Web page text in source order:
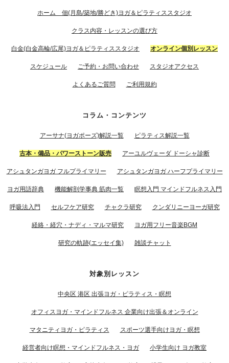
ホーム 佃(月島/築地/勝どき)ヨガ＆ピラティススタジオ
クラス内容・レッスンの選び方
白金(白金高輪/広尾)ヨガ＆ピラティススタジオ オンライン個別レッスン
スケジュール ご予約・お問い合わせ スタジオアクセス
よくあるご質問 ご利用規約
コラム・コンテンツ
アーサナ(ヨガポーズ)解説一覧 ピラティス解説一覧
古本・備品・パワーストーン販売 アーユルヴェーダ ドーシャ診断
アシュタンガヨガ フルプライマリー アシュタンガヨガ ハーフプライマリー
ヨガ用語辞典 機能解剖学事典 筋肉一覧 瞑想入門 マインドフルネス入門
呼吸法入門 セルフケア研究 チャクラ研究 クンダリニーヨーガ研究
経絡・経穴・ナディ・マルマ研究 ヨガ用フリー音楽BGM
研究の軌跡(エッセイ集) 雑談チャット
対象別レッスン
中央区 港区 出張ヨガ・ピラティス・瞑想
オフィスヨガ・マインドフルネス 企業向け出張＆オンライン
マタニティヨガ・ピラティス スポーツ選手向けヨガ・瞑想
経営者向け瞑想・マインドフルネス・ヨガ 小学生向け ヨガ教室